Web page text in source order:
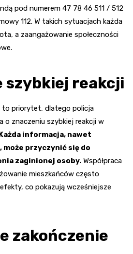
pod numerem 47 78 46 511 / 512
112. W takich sytuacjach każda
a zaangażowanie społeczności
szybkiej reakcji
to priorytet, dlatego policja
o znaczeniu szybkiej reakcji w
informacja, nawet
przyczynić się do
zaginionej osoby. Współpraca
mieszkańców często
co pokazują wcześniejsze
zakończenie